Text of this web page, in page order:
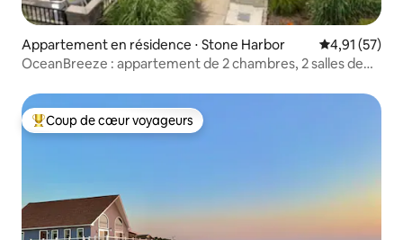
Appartement en résidence ⋅ Stone Harbor Évaluation
4,91 (57)
OceanBreeze : appartement de 2 chambres, 2 salles de
Coups de cœur voyageurs les plus appréciés
Coup de cœur voyageurs